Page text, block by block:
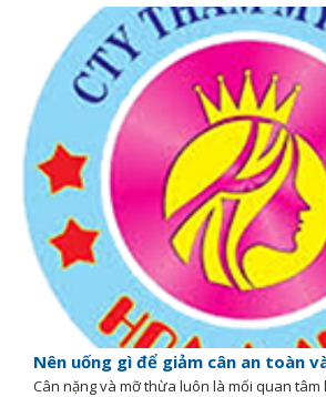
Nên uống gì để giảm cân an toàn
Cân nặng và mỡ thừa luôn là mối quan tâm